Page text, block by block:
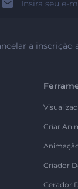
a
Criar
Criador
Gerador